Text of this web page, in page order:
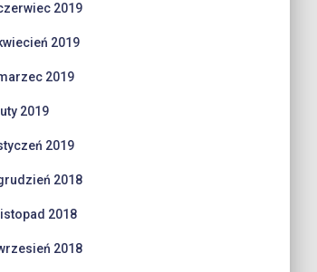
2019
2019
2019
luty 2019
2019
2018
listopad 2018
2018